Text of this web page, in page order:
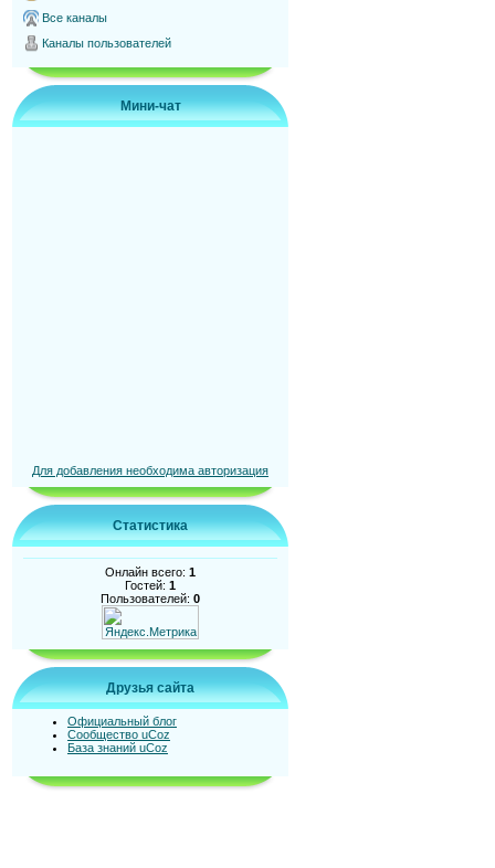
Все каналы
Каналы пользователей
Мини-чат
Для добавления необходима авторизация
Статистика
Онлайн всего: 1
Гостей: 1
Пользователей: 0
Друзья сайта
Официальный блог
Сообщество uCoz
База знаний uCoz